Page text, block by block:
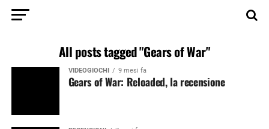
All posts tagged "Gears of War"
VIDEOGIOCHI 9 mesi fa
Gears of War: Reloaded, la recensione